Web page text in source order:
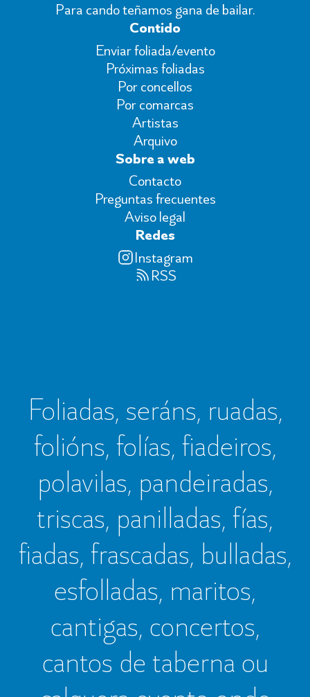
Para cando teñamos gana de bailar.
Contido
Enviar foliada/evento
Próximas foliadas
Por concellos
Por comarcas
Artistas
Arquivo
Sobre a web
Contacto
Preguntas frecuentes
Aviso legal
Redes
Instagram
RSS
Foliadas, seráns, ruadas,
folións, folías, fiadeiros,
polavilas, pandeiradas,
triscas, panilladas, fías,
fiadas, frascadas, bulladas,
esfolladas, maritos,
cantigas, concertos,
cantos de taberna ou